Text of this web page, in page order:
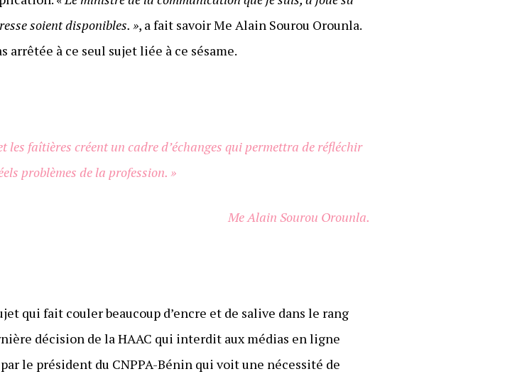
soient disponibles. », a fait savoir Me Alain Sourou Orounla.
à ce seul sujet liée à ce sésame.
les faîtières créent un cadre d’échanges qui permettra de réfléchir
problèmes de la profession. »
Me Alain Sourou Orounla.
qui fait couler beaucoup d’encre et de salive dans le rang
décision de la HAAC qui interdit aux médias en ligne
le président du CNPPA-Bénin qui voit une nécessité de